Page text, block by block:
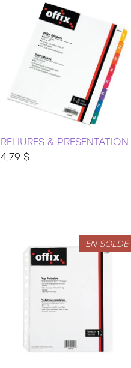
RELIURES & PRESENTATION
4.79 $
EN SOLDE